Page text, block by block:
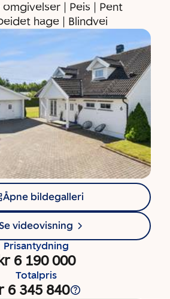
| Peis | Pent
hage | Blindvei
Åpne bildegalleri
videovisning
Prisantydning
kr 6 190 000
Totalpris
6 345 840